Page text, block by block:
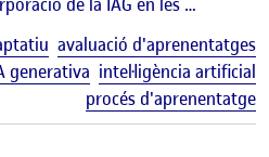
avaluació d'aprenentatges
generativa intel·ligència artificial
procés d'aprenentatge